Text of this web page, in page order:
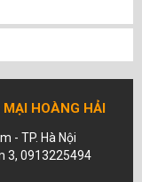
HOÀNG HẢI
- TP. Hà Nội
3, 0913225494